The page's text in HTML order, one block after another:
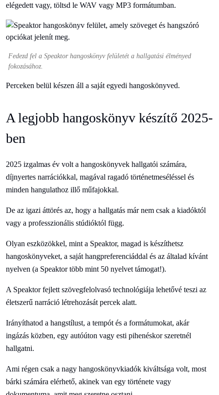
elégedett vagy, töltsd le WAV vagy MP3 formátumban.
Fedezd fel a Speaktor hangoskönyv felületét a hallgatási élményed
fokozásához.
Perceken belül készen áll a saját egyedi hangoskönyved.
A legjobb hangoskönyv készítő 2025-
ben
2025 izgalmas év volt a hangoskönyvek hallgatói számára,
díjnyertes narrációkkal, magával ragadó történetmeséléssel és
minden hangulathoz illő műfajokkal.
De az igazi áttörés az, hogy a hallgatás már nem csak a kiadóktól
vagy a professzionális stúdióktól függ.
Olyan eszközökkel, mint a Speaktor, magad is készíthetsz
hangoskönyveket, a saját hangpreferenciáddal és az általad kívánt
nyelven (a Speaktor több mint 50 nyelvet támogat!).
A Speaktor fejlett szövegfelolvasó technológiája lehetővé teszi az
életszerű narráció létrehozását percek alatt.
Irányíthatod a hangstílust, a tempót és a formátumokat, akár
ingázás közben, egy autóúton vagy esti pihenéskor szeretnél
hallgatni.
Ami régen csak a nagy hangoskönyvkiadók kiváltsága volt, most
bárki számára elérhető, akinek van egy története vagy